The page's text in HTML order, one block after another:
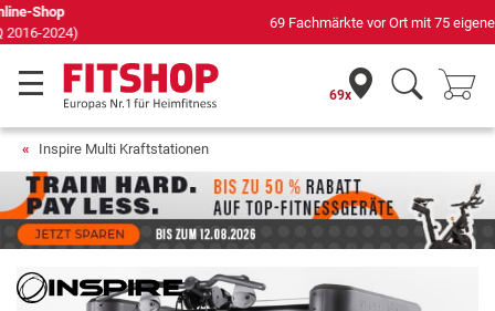
69 Fachmärkte vor Ort mit 75 eigenen Servicetechnikern
69x
Inspire Multi Kraftstationen